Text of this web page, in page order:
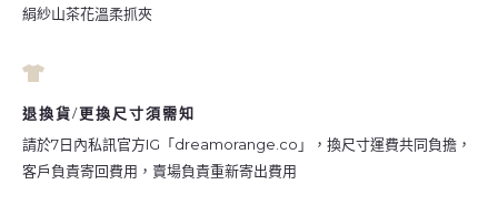
絹紗山茶花溫柔抓夾
退換貨/更換尺寸須需知
請於7日內私訊官方IG「dreamorange.co」，換尺寸運費共同負擔，
客戶負責寄回費用，賣場負責重新寄出費用